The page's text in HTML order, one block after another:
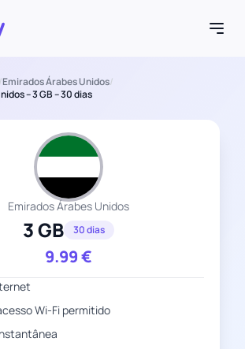
/Emirados Árabes Unidos/
– 3 GB – 30 dias
Emirados Árabes Unidos
3 GB 30 dias
9.99€
Wi-Fi permitido